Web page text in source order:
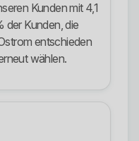
Kunden mit 4,1
der Kunden, die
entschieden
wählen.